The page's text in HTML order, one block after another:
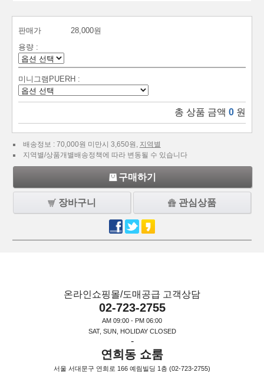
판매가
28,000원
용량 :
미니그램PUERH :
총 상품 금액 0 원
배송정보 : 70,000원 미만시 3,650원, 지역별
지역별/상품개별배송정책에 따라 변동될 수 있습니다
구매하기
장바구니 관심상품
온라인쇼핑몰/도매공급 고객상담
02-723-2755
AM 09:00 - PM 06:00
SAT, SUN, HOLIDAY CLOSED
-
연희동 쇼룸
서울 서대문구 연희로 166 예림빌딩 1층 (02-723-2755)